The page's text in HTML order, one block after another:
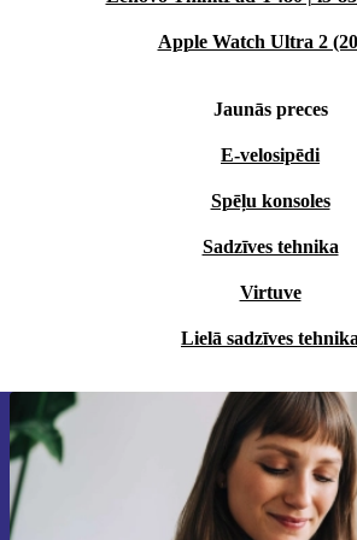
Apple Watch Ultra 2
Jaunās preces
E-velosipēdi
Spēļu konsoles
Sadzīves tehnika
Virtuve
Lielā sadzīves tehnika
Piesakieties mūsu
saņemšanai!
Nekad vairs nepalaidiet
piedāvājumu.